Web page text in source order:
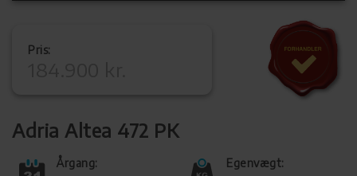
Pris:
Adria Altea 472 PK
Årgang: Egenvægt: